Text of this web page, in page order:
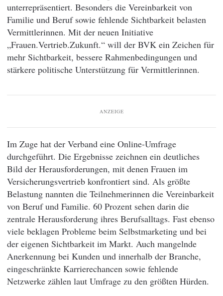
unterrepräsentiert. Besonders die Vereinbarkeit von
Familie und Beruf sowie fehlende Sichtbarkeit belasten
Vermittlerinnen. Mit der neuen Initiative
„Frauen.Vertrieb.Zukunft.“ will der BVK ein Zeichen für
mehr Sichtbarkeit, bessere Rahmenbedingungen und
stärkere politische Unterstützung für Vermittlerinnen.
ANZEIGE
Im Zuge hat der Verband eine Online-Umfrage
durchgeführt. Die Ergebnisse zeichnen ein deutliches
Bild der Herausforderungen, mit denen Frauen im
Versicherungsvertrieb konfrontiert sind. Als größte
Belastung nannten die Teilnehmerinnen die Vereinbarkeit
von Beruf und Familie. 60 Prozent sehen darin die
zentrale Herausforderung ihres Berufsalltags. Fast ebenso
viele beklagen Probleme beim Selbstmarketing und bei
der eigenen Sichtbarkeit im Markt. Auch mangelnde
Anerkennung bei Kunden und innerhalb der Branche,
eingeschränkte Karrierechancen sowie fehlende
Netzwerke zählen laut Umfrage zu den größten Hürden.